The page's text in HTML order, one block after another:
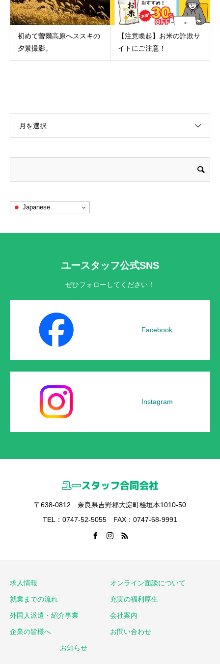
初めて曽爾高原へススキの
夕景撮影。
【注意喚起】お米の詐欺サ
イトにご注意！
月を選択
Japanese
ユースタッフ公式SNS
ぜひフォローしてください！
Facebook
Instagram
〒638-0812 奈良県吉野郡大淀町桧垣本1010-50
TEL：0747-52-5055 FAX：0747-68-9991
求人情報 オンライン面談について
就業までの流れ 充実の福利厚生
外国人派遣・紹介事業 会社案内
企業の皆様へ お問い合わせ
お知らせ